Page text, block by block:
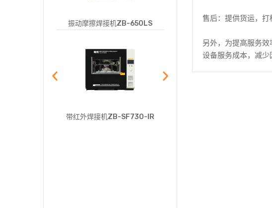
振动摩擦焊接机ZB-650LS
带红外焊接机ZB-SF730-IR
ZB-E经济型系列超声
售后：提供货运，打
另外，为提高服务
设备服务成本，减少